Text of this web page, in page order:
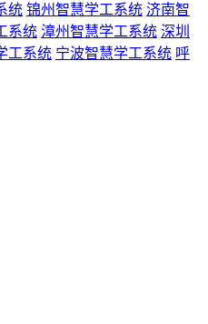
统 锦州智慧学工系统 济南智
系统 漳州智慧学工系统 深圳
工系统 宁波智慧学工系统 呼